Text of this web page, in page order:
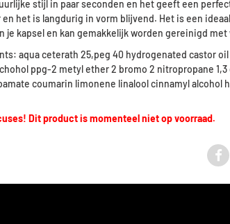
stijl in paar seconden en het geeft een
en het is langdurig in vorm blijvend. Het is een
je kapsel en kan gemakkelijk worden gereinigd met
aqua ceterath 25,peg 40 hydrogenated castor
ppg-2 metyl ether 2 bromo 2 nitropropane
coumarin limonene linalool cinnamyl alcohol
Dit product is momenteel niet op voorraad.